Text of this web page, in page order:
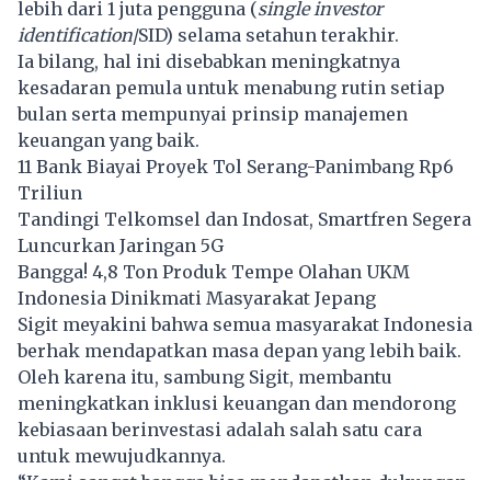
lebih dari 1 juta pengguna (single investor
identification/SID) selama setahun terakhir.
Ia bilang, hal ini disebabkan meningkatnya
kesadaran pemula untuk menabung rutin setiap
bulan serta mempunyai prinsip manajemen
keuangan yang baik.
11 Bank Biayai Proyek Tol Serang-Panimbang Rp6
Triliun
Tandingi Telkomsel dan Indosat, Smartfren Segera
Luncurkan Jaringan 5G
Bangga! 4,8 Ton Produk Tempe Olahan UKM
Indonesia Dinikmati Masyarakat Jepang
Sigit meyakini bahwa semua masyarakat Indonesia
berhak mendapatkan masa depan yang lebih baik.
Oleh karena itu, sambung Sigit, membantu
meningkatkan inklusi keuangan dan mendorong
kebiasaan berinvestasi adalah salah satu cara
untuk mewujudkannya.